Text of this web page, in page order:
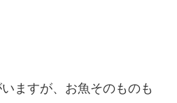
ますが、お魚そのものも